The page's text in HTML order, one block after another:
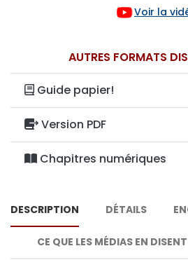
Voir la
AUTRES FORMATS
Guide papier!
Version PDF
Chapitres numériques
DESCRIPTION DÉTAILS
CE QUE LES MÉDIAS EN DISENT